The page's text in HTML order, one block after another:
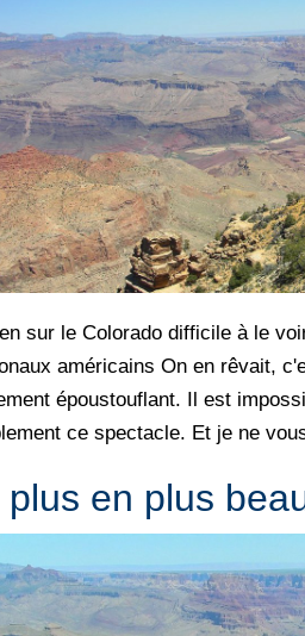
sur le Colorado difficile à le
américains On en rêvait,
époustouflant. Il est
ce spectacle. Et je ne
plus en plus